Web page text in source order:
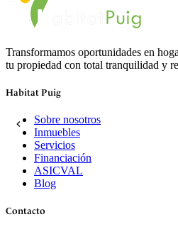
Transformamos oportunidades en
tu propiedad con total tranquilidad y
Habitat Puig
Sobre nosotros
Inmuebles
Servicios
Financiación
ASICVAL
Blog
Contacto